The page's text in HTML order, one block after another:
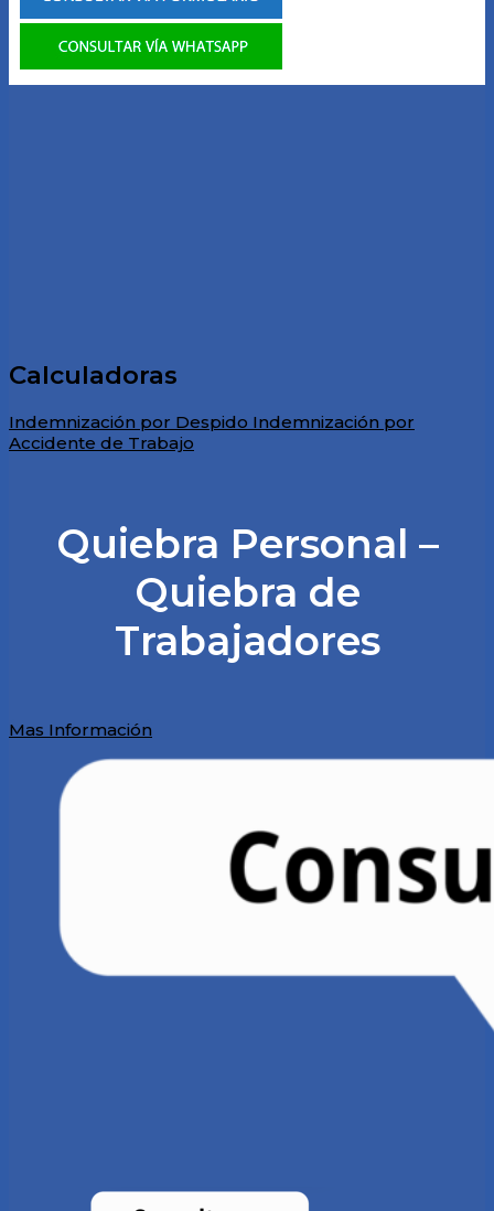
Calculadoras
Indemnización por Despido Indemnización por
Accidente de Trabajo
Quiebra Personal –
Quiebra de
Trabajadores
Mas Información